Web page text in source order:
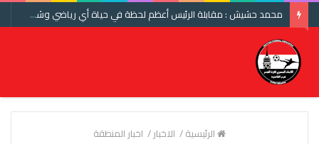
محمد حشيش : مقابلة الرئيس أعظم لحظة في حياة أي رياضي وشكرا اتحاد الكرة ومنتخب مصر
الرئيسية/ الاخبار/ اخبار المنطقة